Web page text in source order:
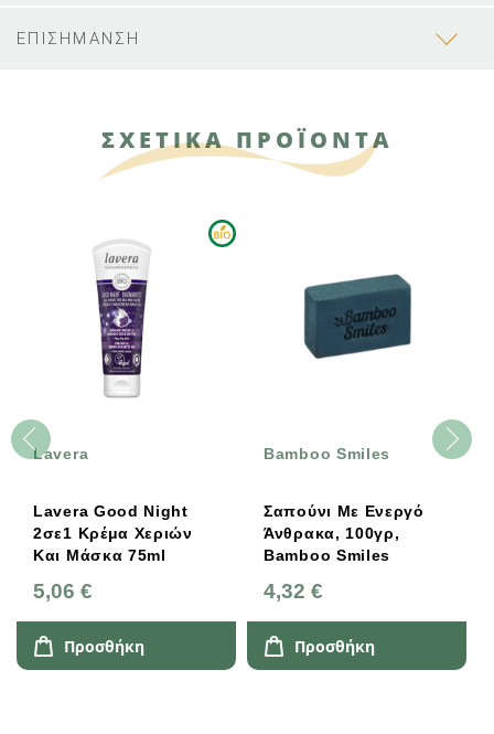
ΕΠΙΣΗΜΑΝΣΗ
ΣΧΕΤΙΚΑ ΠΡΟΪΟΝΤΑ
Lavera
Lavera Good Night
2σε1 Κρέμα Χεριών
Και Μάσκα 75ml
5,06 €
Προσθήκη
Bamboo Smiles
Σαπούνι Με Ενεργό
Άνθρακα, 100γρ,
Bamboo Smiles
4,32 €
Προσθήκη